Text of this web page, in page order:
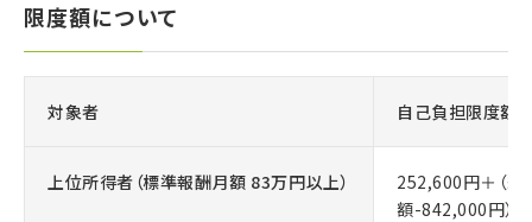
限度額について
対象者 自己負担限度額（
上位所得者（標準報酬月額 83万円以上）
252,600円＋（総
額-842,000円）